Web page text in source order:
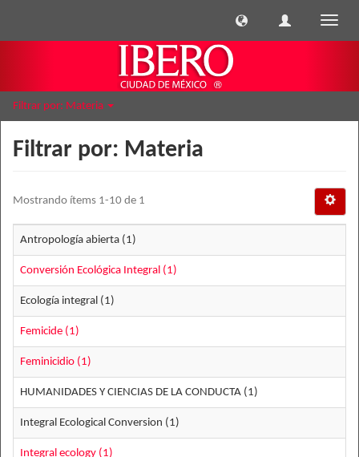
Filtrar por: Materia
Filtrar por: Materia
Mostrando ítems 1-10 de 1
Antropología abierta (1)
Conversión Ecológica Integral (1)
Ecología integral (1)
Femicide (1)
Feminicidio (1)
HUMANIDADES Y CIENCIAS DE LA CONDUCTA (1)
Integral Ecological Conversion (1)
Integral ecology (1)